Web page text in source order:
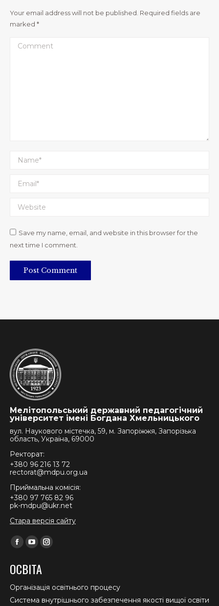
Your email address will not be published. Required fields are
marked *
Comment
Name *
Email *
Website
Save my name, email, and website in this browser for the
next time I comment.
Post Comment
Мелітопольський державний педагогічний
університет імені Богдана Хмельницького
вул. Наукового містечка, 59, м. Запоріжжя, Запорізька
область, Україна, 69000
Ректорат:
+380 96 216 13 72
rectorat@mdpu.org.ua
Приймальна комісія:
+380 97 765 82 96
pk-mdpu@ukr.net
Стара версія сайту
Find us on:
Facebook
opens
in
new
YouTube
opens
in
new
Instagram
in
new
ОСВІТА
Організація освітнього процесу
Система внутрішнього забезпечення якості вищої освіти